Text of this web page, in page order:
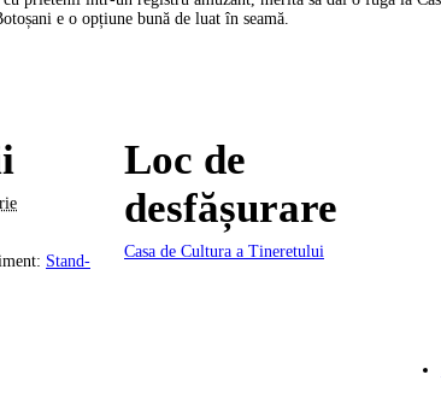
e o opțiune bună de luat în seamă.
Stand-
Loc de
desfășurare
Casa de Cultura a Tineretului